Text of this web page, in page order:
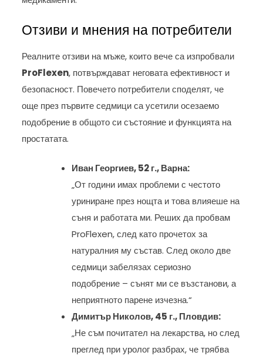
Отзиви и мнения на потребители
Реалните отзиви на мъже, които вече са изпробвали
ProFlexen, потвърждават неговата ефективност и
безопасност. Повечето потребители споделят, че
още през първите седмици са усетили осезаемо
подобрение в общото си състояние и функцията на
простатата.
Иван Георгиев, 52 г., Варна:
„От години имах проблеми с честото
уриниране през нощта и това влияеше на
съня и работата ми. Реших да пробвам
ProFlexen, след като прочетох за
натуралния му състав. След около две
седмици забелязах сериозно
подобрение – сънят ми се възстанови, а
неприятното парене изчезна.“
Димитър Николов, 45 г., Пловдив:
„Не съм почитател на лекарства, но след
преглед при уролог разбрах, че трябва